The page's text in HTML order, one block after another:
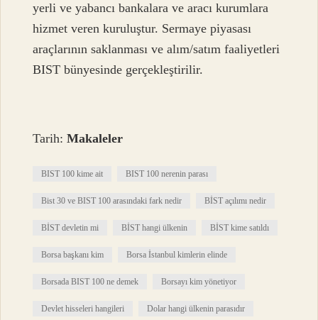
yerli ve yabancı bankalara ve aracı kurumlara
hizmet veren kuruluştur. Sermaye piyasası
araçlarının saklanması ve alım/satım faaliyetleri
BIST bünyesinde gerçekleştirilir.
Tarih:Makaleler
BIST 100 kime ait BIST 100 nerenin parası
Bist 30 ve BIST 100 arasındaki fark nedir BİST açılımı nedir
BİST devletin mi BİST hangi ülkenin BİST kime satıldı
Borsa başkanı kim Borsa İstanbul kimlerin elinde
Borsada BIST 100 ne demek Borsayı kim yönetiyor
Devlet hisseleri hangileri Dolar hangi ülkenin parasıdır